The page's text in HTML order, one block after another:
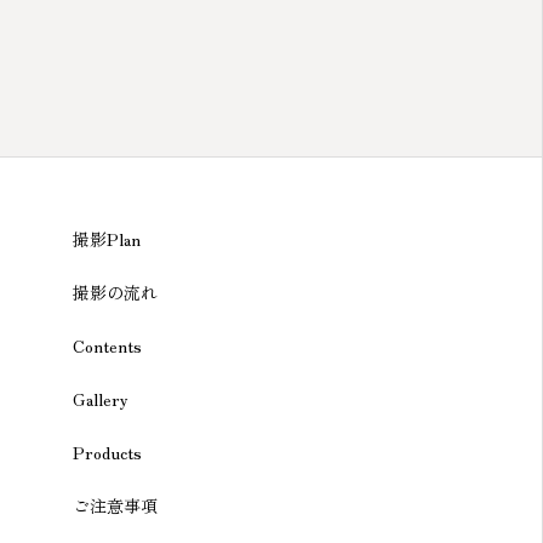
撮影Plan
撮影の流れ
Contents
Gallery
Products
ご注意事項